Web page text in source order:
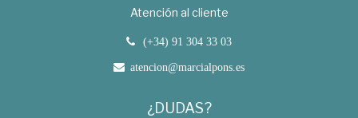
Atención al cliente
(+34) 91 304 33 03
atencion@marcialpons.es
¿DUDAS?